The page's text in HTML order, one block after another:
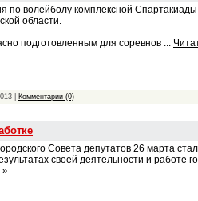
по волейболу комплексной
области.
подготовленным для соревнов ...
Комментарии (0)
Совета депутатов 26 марта
своей деятельности и работе
»